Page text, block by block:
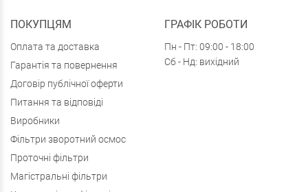
ПОКУПЦЯМ
Оплата та доставка
Гарантія та повернення
Договір публічної оферти
Питання та відповіді
Виробники
Фільтри зворотний осмос
Проточні фільтри
Магістральні фільтри
ГРАФІК РОБОТИ
Пн - Пт: 09:00 - 18:00
Сб - Нд: вихідний